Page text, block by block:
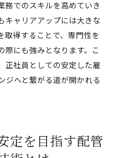
行した溶接技術の向上
様なキャリアパス
の重要性とキャリアア
キャリアに与える影響
リア形成における溶接
接技術の価値とその活
務でのスキルを高めていき
キャリアアップには大きな
取得することで、専門性を
際にも強みとなります。こ
正社員としての安定した雇
ジへと繋がる道が開かれる
定を目指す配管